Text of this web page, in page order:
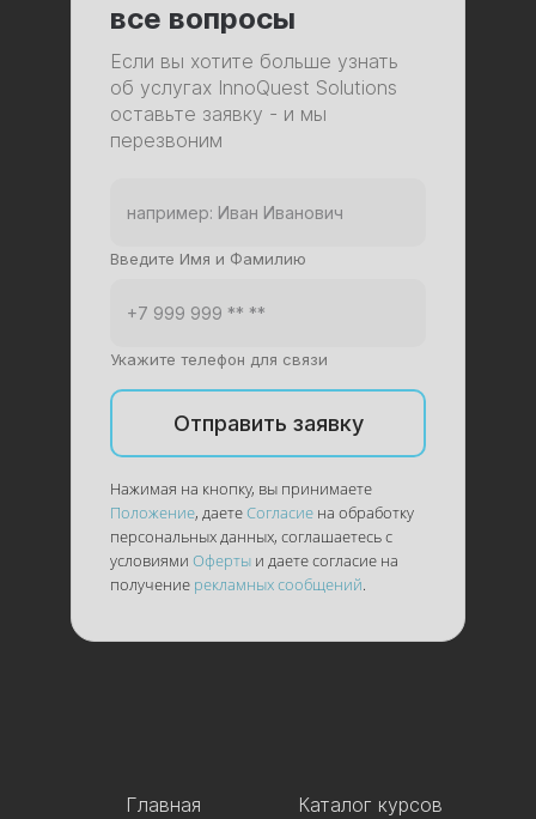
все вопросы
Если вы хотите больше узнать
об услугах InnoQuest Solutions
оставьте заявку - и мы
перезвоним
Введите Имя и Фамилию
Укажите телефон для связи
Отправить заявку
Нажимая на кнопку, вы принимаете
Положение, даетеСогласие на обработку
персональных данных, соглашаетесь с
условиями Оферты и даете согласие на
получение рекламных сообщений.
Главная Каталог курсов